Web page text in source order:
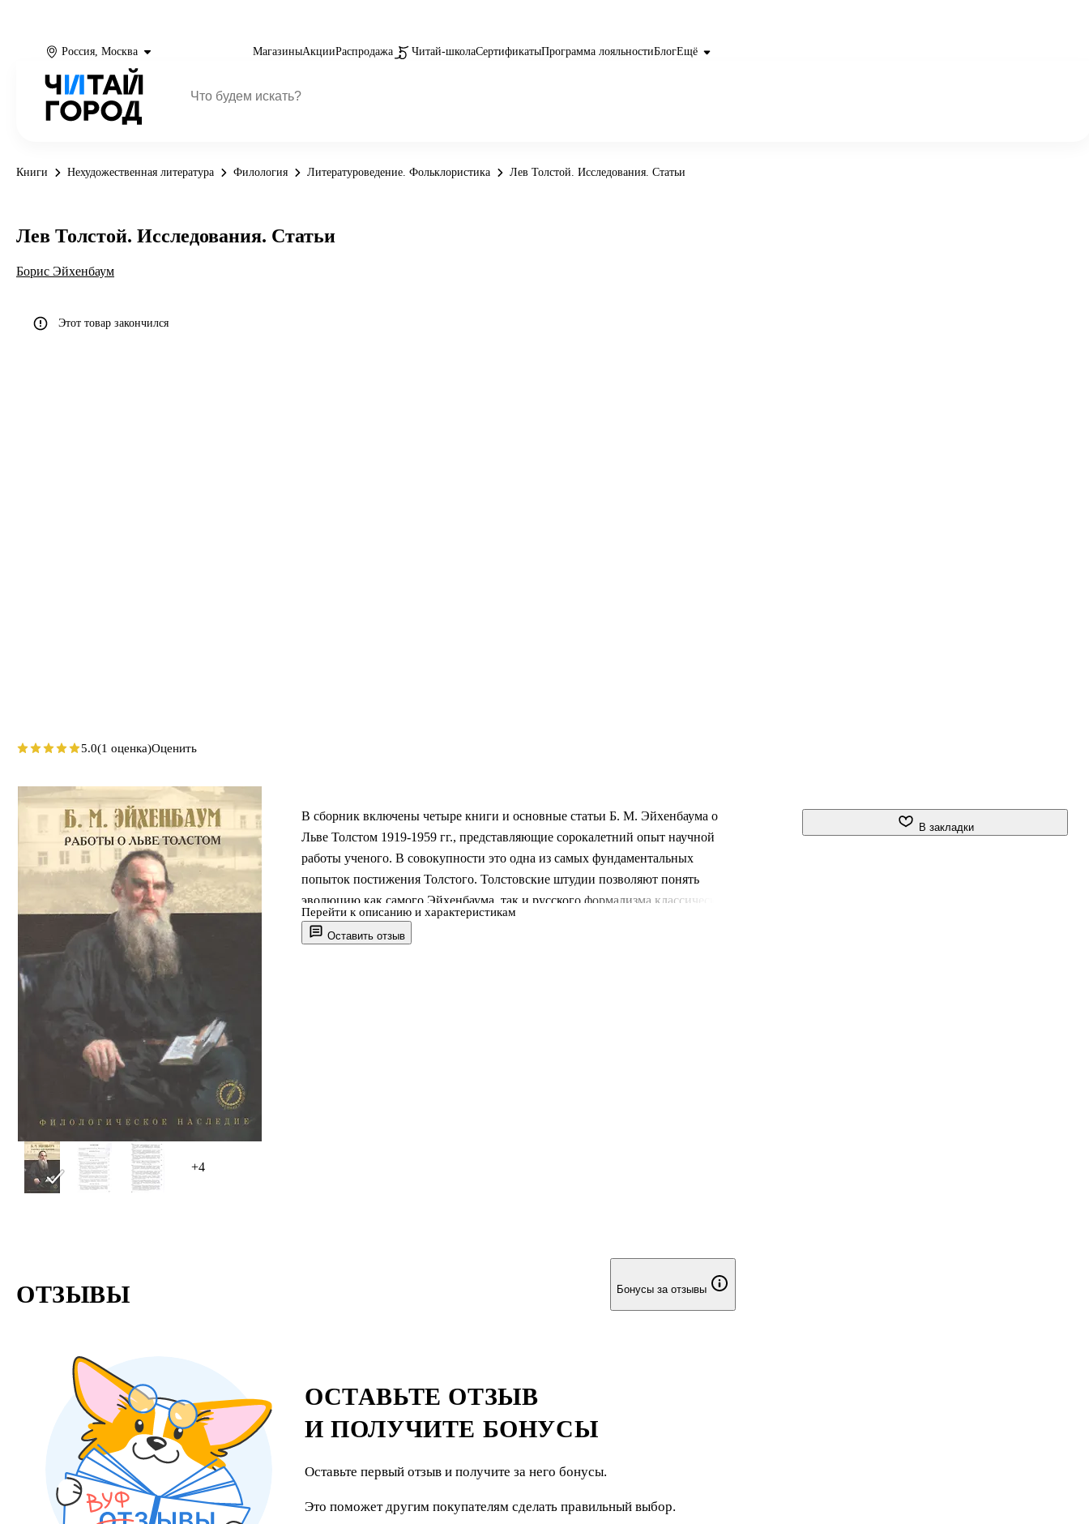
Россия, Москва МагазиныАкцииРаспродажа Читай-школаСертификатыПрограмма лояльностиБлогЕщё
Книги Нехудожественная литература Филология Литературоведение. Фольклористика Лев Толстой. Исследования. Статьи
+4
Оставить отзыв
В сборник включены четыре книги и основные статьи Б. М. Эйхенбаума о
Льве Толстом 1919-1959 гг., представляющие сорокалетний опыт научной
работы ученого. В совокупности это одна из самых фундаментальных
попыток постижения Толстого. Толстовские штудии позволяют понять
эволюцию как самого Эйхенбаума, так и русского формализма классического
периода. .Для всех интересующихся историей русской литературы.
Перейти к описанию и характеристикам
Лев Толстой. Исследования. Статьи
Борис Эйхенбаум
Этот товар закончился
5.0(1 оценка)Оценить
В закладки
ОТЗЫВЫ Бонусы за отзывы
ОСТАВЬТЕ ОТЗЫВ
И ПОЛУЧИТЕ БОНУСЫ
Оставьте первый отзыв и получите за него бонусы.
Это поможет другим покупателям сделать правильный выбор.